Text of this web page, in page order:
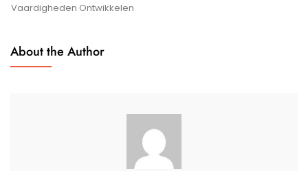
Vaardigheden Ontwikkelen
About the Author